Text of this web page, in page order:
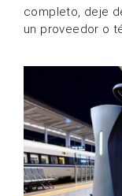
completo, deje
un proveedor o